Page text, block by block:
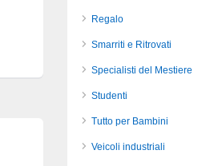
Regalo
Smarriti e Ritrovati
Specialisti del Mestiere
Studenti
Tutto per Bambini
Veicoli industriali